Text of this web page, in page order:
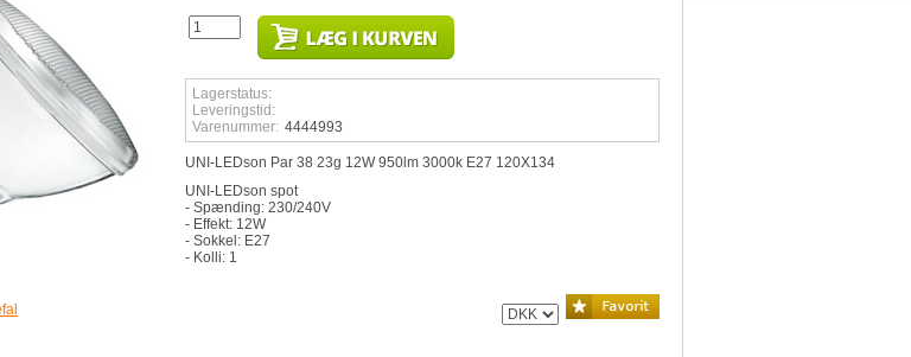
Lagerstatus:
Leveringstid:
Varenummer: 4444993
UNI-LEDson Par 38 23g 12W 950lm 3000k E27 120X134
UNI-LEDson spot
- Spænding: 230/240V
- Effekt: 12W
- Sokkel: E27
- Kolli: 1